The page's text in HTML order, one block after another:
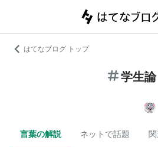
はてなブログ トップ
学生論
言葉の解説 ネットで話題